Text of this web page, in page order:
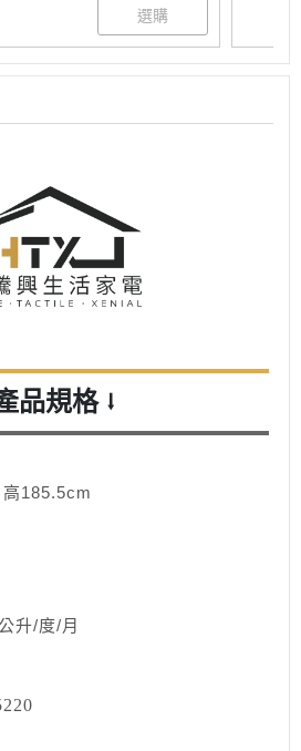
品規格 ⭣
185.5cm
升/度/月